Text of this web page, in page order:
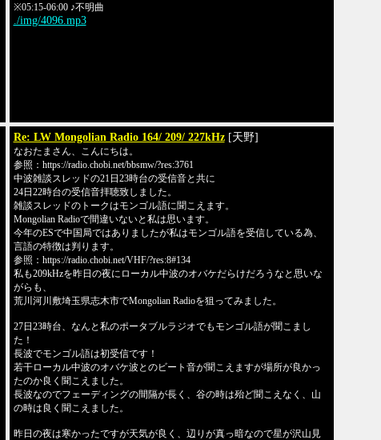
※05:15-06:00 ♪不明曲
./img/4096.mp3
Re: LW Mongolian Radio 164/ 209/ 227kHz [天野]
なおたまさん、こんにちは。
参照：https://radio.chobi.net/bbsmw/?res:3761
中波雑談スレッドの21日23時台の受信音と共に
24日22時台の受信音拝聴致しました。
雑談スレッドのトークはモンゴル語に聞こえます。
Mongolian Radioで間違いないと私は思います。
今年のESで中国局ではありましたが私はモンゴル語を受信している為、
言語の特徴は判ります。
参照：https://radio.chobi.net/VHF/?res:8#134
私も209kHzを昨日の夜にローカル中波のオバケだらけだろうなと思いな
がらも、
荒川河川敷埼玉県志木市でMongolian Radioを狙ってみました。
27日23時台、なんと私のポータブルラジオでもモンゴル語が聞こまし
た！
長波でモンゴル語は初受信です！
若干ローカル中波のオバケ波とのビート音が聞こえますが場所が良かっ
たのか良く聞こえました。
長波なのでフェーディングの間隔が長く、谷の時は殆ど聞こえなく、山
の時は良く聞こえました。
昨日の夜は寒かったですが天気が良く、辺りが真っ暗なので星が沢山見